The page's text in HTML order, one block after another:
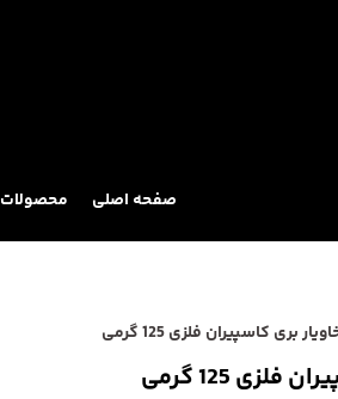
صفحه اصلی محصولات
بری کاسپیران فلزی 125 گرمی
125 گرمی